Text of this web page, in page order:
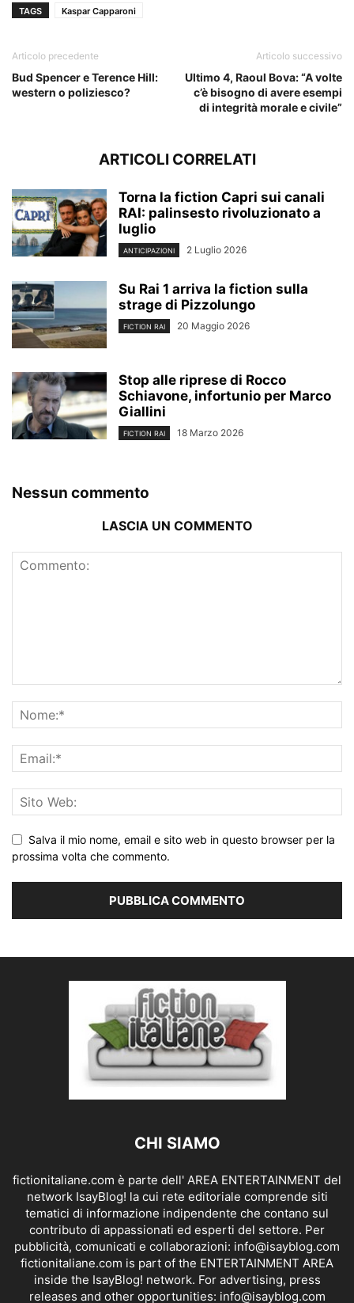
TAGS Kaspar Capparoni
Articolo precedente
Bud Spencer e Terence Hill:
western o poliziesco?
Articolo successivo
Ultimo 4, Raoul Bova: “A volte
c’è bisogno di avere esempi
di integrità morale e civile”
ARTICOLI CORRELATI
Torna la fiction Capri sui canali
RAI: palinsesto rivoluzionato a
luglio
ANTICIPAZIONI 2 Luglio 2026
Su Rai 1 arriva la fiction sulla
strage di Pizzolungo
FICTION RAI 20 Maggio 2026
Stop alle riprese di Rocco
Schiavone, infortunio per Marco
Giallini
FICTION RAI 18 Marzo 2026
Nessun commento
LASCIA UN COMMENTO
Salva il mio nome, email e sito web in questo browser per la
prossima volta che commento.
CHI SIAMO
fictionitaliane.com è parte dell' AREA ENTERTAINMENT del
network IsayBlog! la cui rete editoriale comprende siti
tematici di informazione indipendente che contano sul
contributo di appassionati ed esperti del settore. Per
pubblicità, comunicati e collaborazioni: info@isayblog.com
fictionitaliane.com is part of the ENTERTAINMENT AREA
inside the IsayBlog! network. For advertising, press
releases and other opportunities: info@isayblog.com